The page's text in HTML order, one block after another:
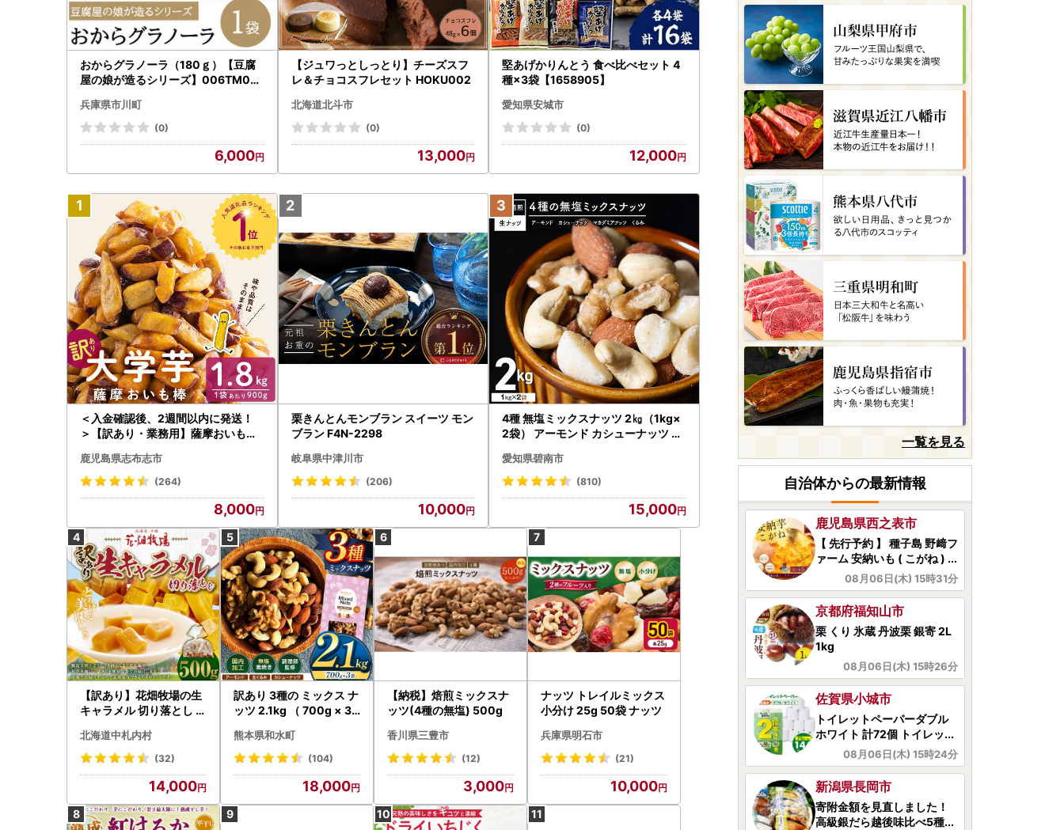
おからグラノーラ（180ｇ）【豆腐
屋の娘が造るシリーズ】006TM01N
フリー スイーツ ふるさと納税3.0
兵庫県市川町
(0)
6,000
【ジュワっとしっとり】チーズスフ
レ＆チョコスフレセット HOKU002
北海道北斗市
(0)
13,000
堅あげかりんとう 食べ比べセット 4
種×3袋【1658905】
愛知県安城市
(0)
12,000
＜入金確認後、2週間以内に発送！
＞【訳あり・業務用】薩摩おいも棒
-2w
鹿児島県志布志市
(264)
8,000
栗きんとんモンブラン スイーツ モン
ブラン F4N-2298
岐阜県中津川市
(206)
10,000
4種 無塩ミックスナッツ 2㎏（1kg×
2袋） アーモンド カシューナッツ マ
火焙煎 おつまみ おやつ 大満足 チャ
ック付き 美容 健康 人気 高リピート
愛知県碧南市
(810)
15,000
【訳あり】花畑牧場の生
キャラメル 切り落とし 約
ラメル キャラメル 花畑牧
場 お菓子 スイーツ おや
北海道中札内村
(32)
14,000
訳あり 3種の ミックス ナ
ッツ 2.1kg （ 700g × 3
700g 1.4kg 2.1kg 2.8kg
3.5kg
熊本県和水町
(104)
18,000
【納税】焙煎ミックスナ
ッツ(4種の無塩) 500g
香川県三豊市
(12)
3,000
ナッツ トレイルミックス
小分け 25g 50袋 ナッツ
兵庫県明石市
(21)
10,000
一覧を見る
自治体からの最新情報
茨城県稲敷市
SHOEIヘルメット【X-
Fifteen DAIJIRO(SILVER...
08月06日(木) 15時46分
愛知県東浦町
🌟カリモク家具🌟サイドテ
ーブルB
08月06日(木) 15時43分
愛知県西尾市
✨一色産めすうなぎ無頭長蒲
焼2尾✨（300g）
08月06日(木) 15時40分
徳島県海陽町
阿波尾鶏 手羽先 手羽元 セッ
ト 各10本 計20本 阿波尾...
08月06日(木) 15時31分
鹿児島県西之表市
【 先行予約 】 種子島 野﨑フ
ァーム 安納いも ( こがね ) ...
08月06日(木) 15時31分
京都府福知山市
栗 くり 氷蔵 丹波栗 銀寄 2L
1kg
08月06日(木) 15時26分
佐賀県小城市
トイレットペーパーダブル
ホワイト 計72個 トイレッ...
08月06日(木) 15時24分
新潟県長岡市
寄附金額を見直しました！
高級銀だら越後味比べ5種...
08月06日(木) 15時07分
北海道京極町
鶴岡精肉店の特上ラム肉 ジ
ンギスカン 計約1.5kg（約...